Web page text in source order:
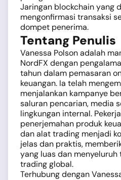
Jaringan blockchain yang
mengonfirmasi transaksi
dompet penerima.
Tentang Penulis
Vanessa Polson adalah
NordFX dengan
tahun dalam pemasaran
keuangan. Ia telah
menjalankan kampanye
saluran pencarian, media
lingkungan internal.
penerjemahan produk
dan alat trading menjadi
jelas dan praktis,
yang luas dan
trading global.
Terhubung dengan